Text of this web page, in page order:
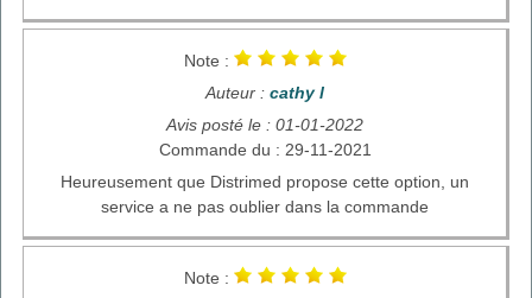
Note :
Auteur : cathy l
Avis posté le : 01-01-2022
Commande du : 29-11-2021
Heureusement que Distrimed propose cette option, un
service a ne pas oublier dans la commande
Note :